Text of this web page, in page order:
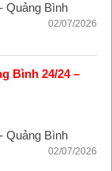
Quảng Bình
02/07/2026
Bình 24/24 –
Quảng Bình
02/07/2026